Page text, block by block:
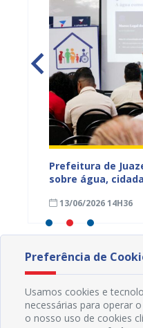
Prefeitura de
sobre água,
comunidades
13/06/2026 14H36
Preferência de
Usamos cookies e
necessárias para operar
o nosso uso de cookies